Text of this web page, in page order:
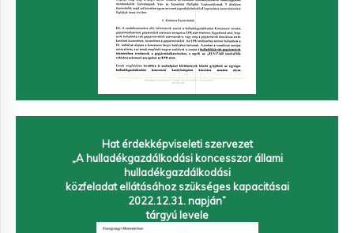
Hat érdekképviseleti szervezet
„A hulladékgazdálkodási koncesszor állami
hulladékgazdálkodási
közfeladat ellátásához szükséges kapacitásai
2022.12.31. napján”
tárgyú levele